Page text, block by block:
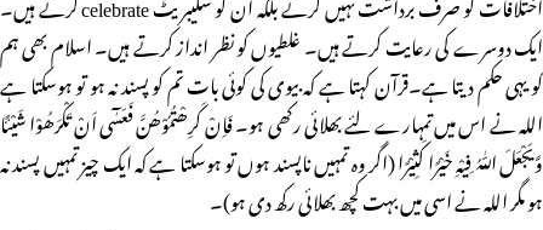
ایک دوسرے کی رعایت کرتے ہیں۔ غلطیوں کو نظر انداز کرتے ہیں۔ اسلام بھی ہم
کو یہی حکم دیتا ہے۔قرآن کہتا ہے کہ بیوی کی کوئی بات تم کو پسند نہ ہو تو ہوسکتا ہے
اللہ نے اس میں تمہارے لئے بھلائی رکھی ہو۔ فَاِنْ کَرِھْتُمُوْھُنَّ فَعَسٰٓی اَنْ تَکْرَھُوْا شَیْئًا
وَّیَجْعَلَ اللّٰہُ فِیْہِ خَیْرًا کَثِیْرًا (اگر وہ تمہیں ناپسند ہوں تو ہوسکتا ہے کہ ایک چیز تمہیں پسند نہ
ہو مگر اللہ نے اسی میں بہت کچھ بھلائی رکھ دی ہو)۔